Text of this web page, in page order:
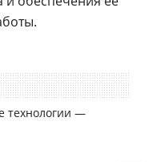
технологии —